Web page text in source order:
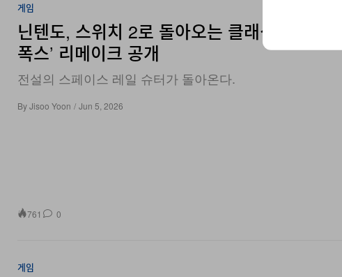
게임
닌텐도, 스위치 2로 돌아오는 클래식 명작 ‘스타
폭스’ 리메이크 공개
전설의 스페이스 레일 슈터가 돌아온다.
ByJisoo Yoon / Jun 5, 2026
761 0
게임